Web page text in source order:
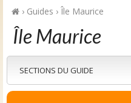
› Guides › Île Maurice
Île Maurice
SECTIONS DU GUIDE